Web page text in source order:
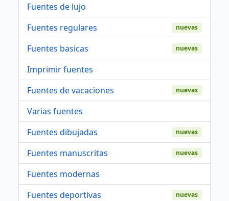
Fuentes de lujo
Fuentes regulares
nuevas
Fuentes basicas nuevas
Imprimir fuentes
Fuentes de vacaciones
nuevas
Varias fuentes
Fuentes dibujadas
nuevas
Fuentes manuscritas nuevas
Fuentes modernas
Fuentes deportivas
nuevas